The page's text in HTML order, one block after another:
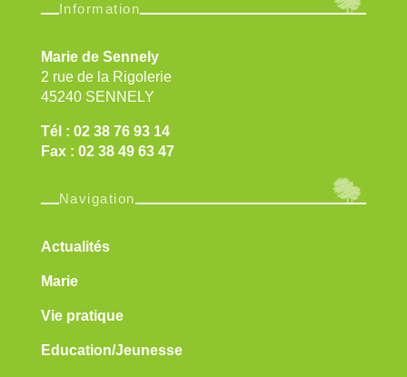
Information
Marie de Sennely
2 rue de la Rigolerie
45240 SENNELY
Tél : 02 38 76 93 14
Fax : 02 38 49 63 47
Navigation
Actualités
Marie
Vie pratique
Education/Jeunesse